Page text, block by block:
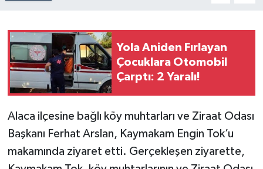
Yola Aniden Fırlayan
Çocuklara Otomobil
Çarptı: 2 Yaralı!
Alaca ilçesine bağlı köy muhtarları ve Ziraat Odası
Başkanı Ferhat Arslan, Kaymakam Engin Tok’u
makamında ziyaret etti. Gerçekleşen ziyarette,